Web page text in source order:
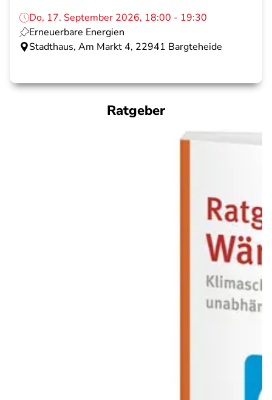
Do, 17. September 2026, 18:00 - 19:30
Erneuerbare Energien
Stadthaus, Am Markt 4, 22941 Bargteheide
Ratgeber